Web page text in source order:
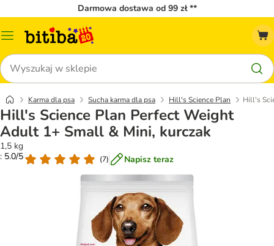
Darmowa dostawa od 99 zł **
Menu
Szukaj
Karma dla psa Sucha karma dla psa Hill's Science Plan Hill's
Hill's Science Plan Perfect Weight
Adult 1+ Small & Mini, kurczak
1,5 kg
: 5.0/5
(7) Napisz teraz